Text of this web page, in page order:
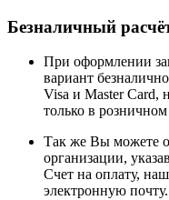
Безналичный
При оформлении
вариант
Visa и Master
только в розничном
Так же Вы можете
организации,
Счет на оплату,
электронную почту.